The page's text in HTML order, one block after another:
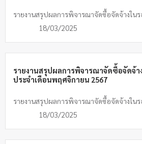
รายงานสรุปผลการพิจารณาจัดซื้อจัดจ้างใน
18/03/2025
รายงานสรุปผลการพิจารณาจัดซื้อจัดจ้า
ประจำเดือนพฤศจิกายน 2567
รายงานสรุปผลการพิจารณาจัดซื้อจัดจ้างใน
18/03/2025